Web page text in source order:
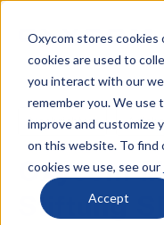
Oxycom stores cookies
cookies are used to
you interact with our
remember you. We use
improve and customize
on this website. To find
cookies we use, see our
Accept
Produkte
Industrien
INDUSTRIEN
Metallindustrie
Großbäckereien
Einblicke
Blog und Nachrichten
Whitepapers &
Downloads
Oxycom
Service
Vertriebspartner
Languages
SWITCH TO
English
Español
Nachrichten
Oxycom
Stiftung